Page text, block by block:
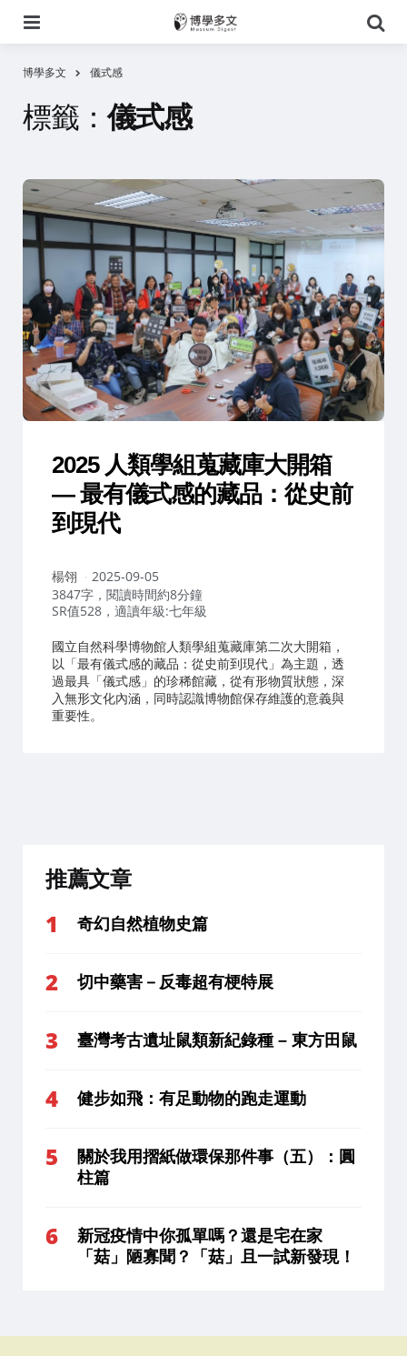
尋
博學多文 儀式感
標籤：儀式感
2025 人類學組蒐藏庫大開箱
— 最有儀式感的藏品：從史前
到現代
作
者：
楊翎
2025-09-05
3847字，閱讀時間約8分鐘
SR值528，適讀年級:七年級
國立自然科學博物館人類學組蒐藏庫第二次大開箱，
以「最有儀式感的藏品：從史前到現代」為主題，透
過最具「儀式感」的珍稀館藏，從有形物質狀態，深
入無形文化內涵，同時認識博物館保存維護的意義與
重要性。
推薦文章
奇幻自然植物史篇
切中藥害－反毒超有梗特展
臺灣考古遺址鼠類新紀錄種 – 東方田鼠
健步如飛：有足動物的跑走運動
關於我用摺紙做環保那件事（五）：圓
柱篇
新冠疫情中你孤單嗎？還是宅在家
「菇」陋寡聞？「菇」且一試新發現！